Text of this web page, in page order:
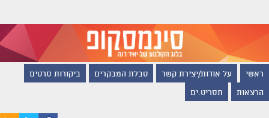
ראשי על אודות/יצירת קשר טבלת המבקרים ביקורות סרטים
הרצאות תסריט.ים